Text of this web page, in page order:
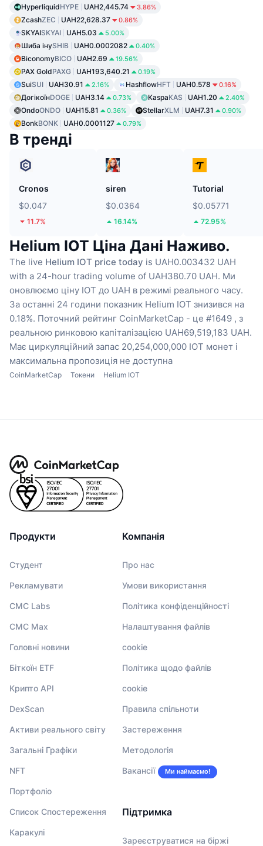
HyperliquidHYPE UAH2,445.74 3.86%
ZcashZEC UAH22,628.37 0.86%
SKYAISKYAI UAH5.03 5.00%
Шиба інуSHIB UAH0.0002082 0.40%
BiconomyBICO UAH2.69 19.56%
PAX GoldPAXG UAH193,640.21 0.19%
SuiSUI UAH30.91 2.16% HashflowHFT UAH0.578 0.16%
ДогікоїнDOGE UAH3.14 0.73% KaspaKAS UAH1.20 2.40%
OndoONDO UAH15.81 0.36% StellarXLM UAH7.31 0.90%
BonkBONK UAH0.0001127 0.79%
В тренді
Cronos
$0.047
11.7%
siren
$0.0364
16.14%
Tutorial
$0.05771
72.95%
Helium IOT Ціна Дані Наживо.
The live Helium IOT price today is UAH0.003432 UAH
with a 24-hour trading volume of UAH380.70 UAH. Ми
оновлюємо ціну IOT до UAH в режимі реального часу.
За останні 24 години показник Helium IOT знизився на
0.18%. Поточний рейтинг CoinMarketCap - це #1649 , з
реальною ринковою капіталізацією UAH69,519,183 UAH.
Має циркуляційний запас 20,254,000,000 IOT монет і
максимальна пропозиція не доступна
CoinMarketCap Токени Helium IOT
Продукти
Студент
Рекламувати
CMC Labs
CMC Max
Головні новини
Біткоїн ETF
Крипто API
DexScan
Активи реального світу
Загальні Графіки
NFT
Портфоліо
Список Спостереження
Каракулі
Компанія
Про нас
Умови використання
Політика конфіденційності
Налаштування файлів
cookie
Політика щодо файлів
cookie
Правила спільноти
Застереження
Методологія
Вакансії Ми наймаємо!
Підтримка
Зареєструватися на біржі